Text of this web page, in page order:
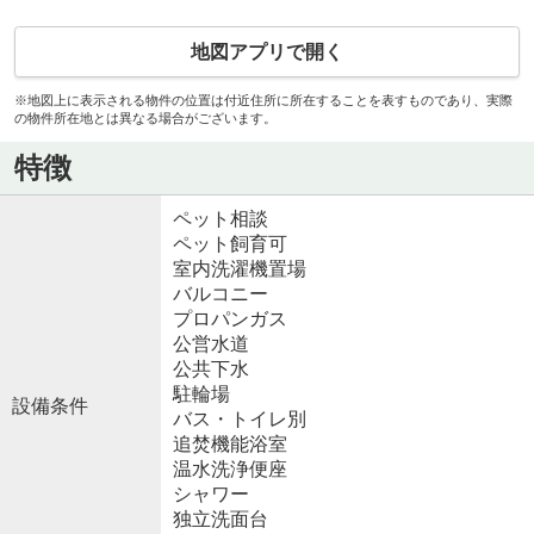
地図アプリで開く
※地図上に表示される物件の位置は付近住所に所在することを表すものであり、実際
の物件所在地とは異なる場合がございます。
特徴
設備条件
ペット相談
ペット飼育可
室内洗濯機置場
バルコニー
プロパンガス
公営水道
公共下水
駐輪場
バス・トイレ別
追焚機能浴室
温水洗浄便座
シャワー
独立洗面台